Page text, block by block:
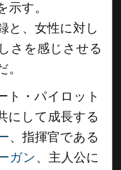
示す。
と、女性に対し
さを感じさせる
ト・パイロット
にして成長する
、指揮官である
ガン 、主人公に